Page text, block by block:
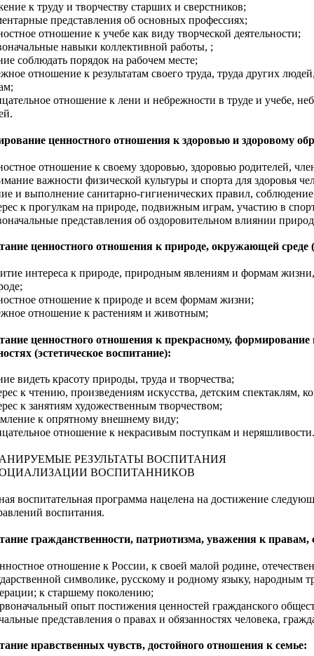
к труду и творчеству старших и сверстников;
представления об основных профессиях;
отношение к учебе как виду творческой деятельности;
навыки коллективной работы, ;
соблюдать порядок на рабочем месте;
отношение к результатам своего труда, труда других
отношение к лени и небрежности в труде и учебе,
ценностного отношения к здоровью и здоровому
отношение к своему здоровью, здоровью родителей,
важности физической культуры и спорта для здоровья
и выполнение санитарно-гигиенических правил,
к прогулкам на природе, подвижным играм, участию в
представления об оздоровительном влиянии
ценностного отношения к природе, окружающей среде
интереса к природе, природным явлениям и формам
отношение к природе и всем формам жизни;
отношение к растениям и животным;
ценностного отношения к прекрасному, формирование
(эстетическое воспитание):
видеть красоту природы, труда и творчества;
к чтению, произведениям искусства, детским спектаклям,
к занятиям художественным творчеством;
к опрятному внешнему виду;
отношение к некрасивым поступкам и
РЕЗУЛЬТАТЫ ВОСПИТАНИЯ
ВОСПИТАННИКОВ
воспитательная программа нацелена на достижение
воспитания.
гражданственности, патриотизма, уважения к правам,
отношение к России, к своей малой родине,
символике, русскому и родному языку, народным
к старшему поколению;
опыт постижения ценностей гражданского
представления о правах и обязанностях человека,
нравственных чувств, достойного отношения к семье: